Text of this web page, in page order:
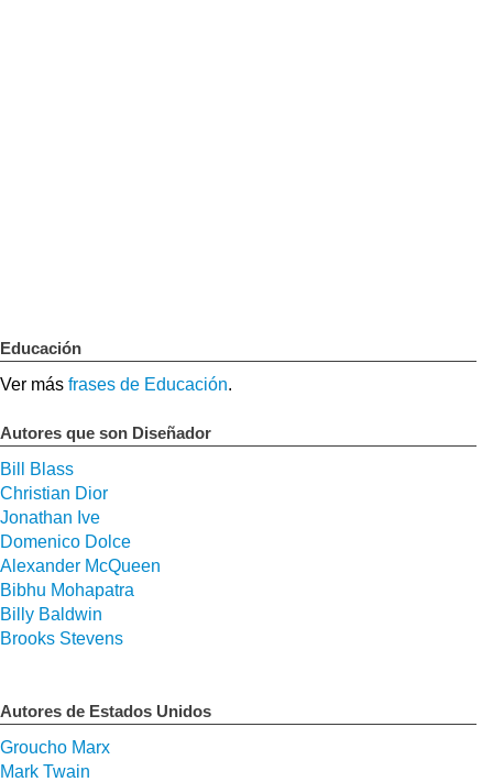
Educación
Ver más frases de Educación.
Autores que son Diseñador
Bill Blass
Christian Dior
Jonathan Ive
Domenico Dolce
Alexander McQueen
Bibhu Mohapatra
Billy Baldwin
Brooks Stevens
Autores de Estados Unidos
Groucho Marx
Mark Twain